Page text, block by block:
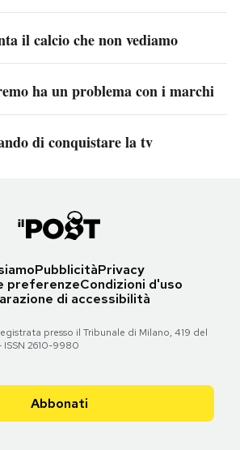
il calcio che non vediamo
ha un problema con i marchi
di conquistare la tv
PubblicitàPrivacy
preferenzeCondizioni d'uso
di accessibilità
presso il Tribunale di Milano, 419 del
2610-9980
Abbonati